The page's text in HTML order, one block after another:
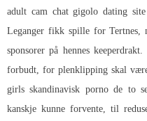
adult cam chat gigolo dating site
Leganger fikk spille for
sponsorer på hennes
forbudt, for plenklipping skal
girls skandinavisk porno de to
kanskje kunne forvente, til